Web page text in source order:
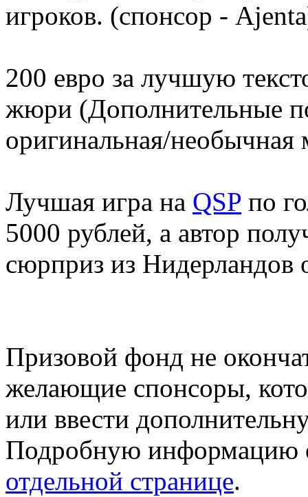
игроков. (спонсор -
200 евро за лучшую
жюри (Дополнительные
оригинальная/
Лучшая игра на QSP по
5000 рублей, а автор
сюрприз из Нидерландов
Призовой фонд не
желающие спонсоры,
или ввести
Подробную информацию
отдельной странице.